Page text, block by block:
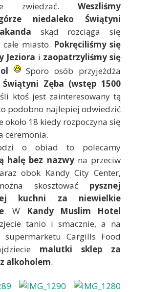
zwiedzać. Weszliśmy
niedaleko Świątyni
skąd rozciąga się
miasto. Pokręciliśmy się
Jeziora i zaopatrzyliśmy się
Sporo osób przyjeżdża
Zęba (wstęp 1500
ktoś jest zainteresowany tą
podobno najlepiej odwiedzić
około 18 kiedy rozpoczyna się
ceremonia.
o obiad to polecamy
halę bez nazwyna przeciw
obok Kandy City Center,
skosztować pysznej
kuchni za niewielkie
. W
Kandy Muslim Hotel
tanio i smacznie, a na
supermarketu Cargills Food
malutki sklep za
alkoholem.